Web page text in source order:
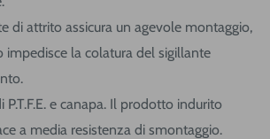
di attrito assicura un agevole montaggio,
impedisce la colatura del sigillante
P.T.F.E. e canapa. Il prodotto indurito
a media resistenza di smontaggio.